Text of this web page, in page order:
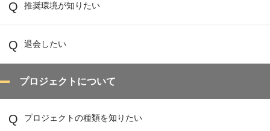
推奨環境が知りたい
退会したい
プロジェクトについて
プロジェクトの種類を知りたい